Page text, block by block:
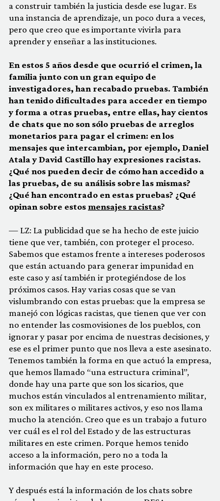
a construir también la justicia desde ese lugar. Es
una instancia de aprendizaje, un poco dura a veces,
pero que creo que es importante vivirla para
aprender y enseñar a las instituciones.
En estos 5 años desde que ocurrió el crimen, la
familia junto con un gran equipo de
investigadores, han recabado pruebas. También
han tenido dificultades para acceder en tiempo
y forma a otras pruebas, entre ellas, hay cientos
de chats que no son sólo pruebas de arreglos
monetarios para pagar el crimen: en los
mensajes que intercambian, por ejemplo, Daniel
Atala y David Castillo hay expresiones racistas.
¿Qué nos pueden decir de cómo han accedido a
las pruebas, de su análisis sobre las mismas?
¿Qué han encontrado en estas pruebas? ¿Qué
opinan sobre estosmensajes racistas?
— LZ: La publicidad que se ha hecho de este juicio
tiene que ver, también, con proteger el proceso.
Sabemos que estamos frente a intereses poderosos
que están actuando para generar impunidad en
este caso y así también ir protegiéndose de los
próximos casos. Hay varias cosas que se van
vislumbrando con estas pruebas: que la empresa se
manejó con lógicas racistas, que tienen que ver con
no entender las cosmovisiones de los pueblos, con
ignorar y pasar por encima de nuestras decisiones, y
ese es el primer punto que nos lleva a este asesinato.
Tenemos también la forma en que actuó la empresa,
que hemos llamado “una estructura criminal”,
donde hay una parte que son los sicarios, que
muchos están vinculados al entrenamiento militar,
son ex militares o militares activos, y eso nos llama
mucho la atención. Creo que es un trabajo a futuro
ver cuál es el rol del Estado y de las estructuras
militares en este crimen. Porque hemos tenido
acceso a la información, pero no a toda la
información que hay en este proceso.
Y después está la información de los chats sobre